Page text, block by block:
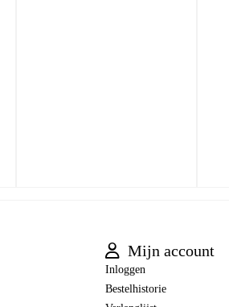
Mijn account
Inloggen
Bestelhistorie